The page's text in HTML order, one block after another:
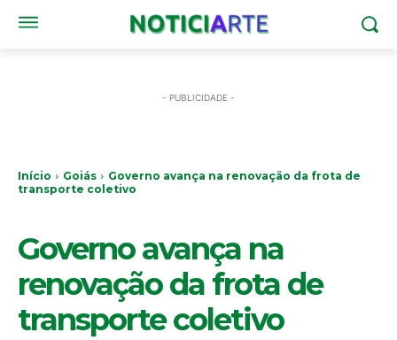
- PUBLICIDADE -
Início Goiás
Governo avança na renovação da frota de
transporte coletivo
Governo avança na
renovação da frota de
transporte coletivo